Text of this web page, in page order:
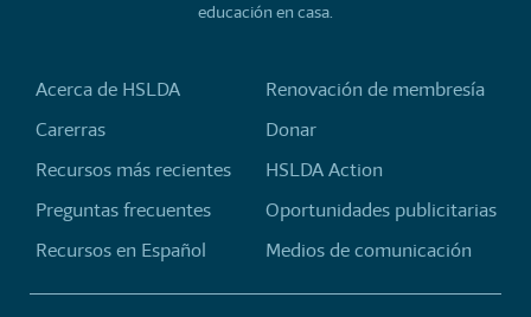
educación en casa.
Acerca de HSLDA
Carerras
Recursos más recientes
Preguntas frecuentes
Recursos en Español
Renovación de membresía
Donar
HSLDA Action
Oportunidades publicitarias
Medios de comunicación